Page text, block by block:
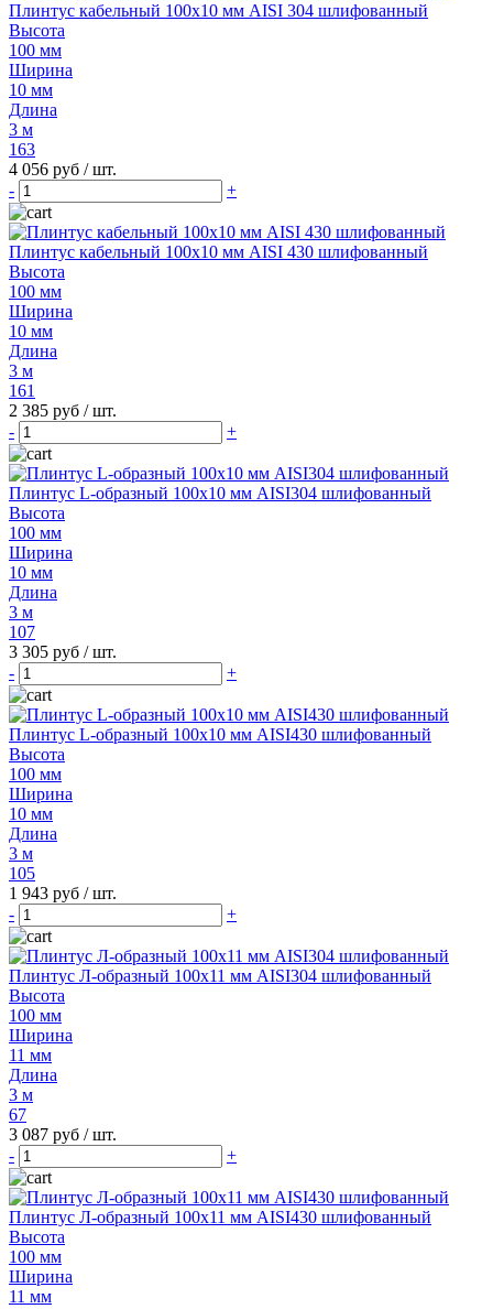
Плинтус кабельный 100х10 мм AISI 304 шлифованный
Высота
100 мм
Ширина
10 мм
Длина
3 м
163
4 056 руб / шт.
-
+
Плинтус кабельный 100х10 мм AISI 430 шлифованный
Высота
100 мм
Ширина
10 мм
Длина
3 м
161
2 385 руб / шт.
-
+
Плинтус L-образный 100х10 мм AISI304 шлифованный
Высота
100 мм
Ширина
10 мм
Длина
3 м
107
3 305 руб / шт.
-
+
Плинтус L-образный 100х10 мм AISI430 шлифованный
Высота
100 мм
Ширина
10 мм
Длина
3 м
105
1 943 руб / шт.
-
+
Плинтус Л-образный 100х11 мм AISI304 шлифованный
Высота
100 мм
Ширина
11 мм
Длина
3 м
67
3 087 руб / шт.
-
+
Плинтус Л-образный 100х11 мм AISI430 шлифованный
Высота
100 мм
Ширина
11 мм